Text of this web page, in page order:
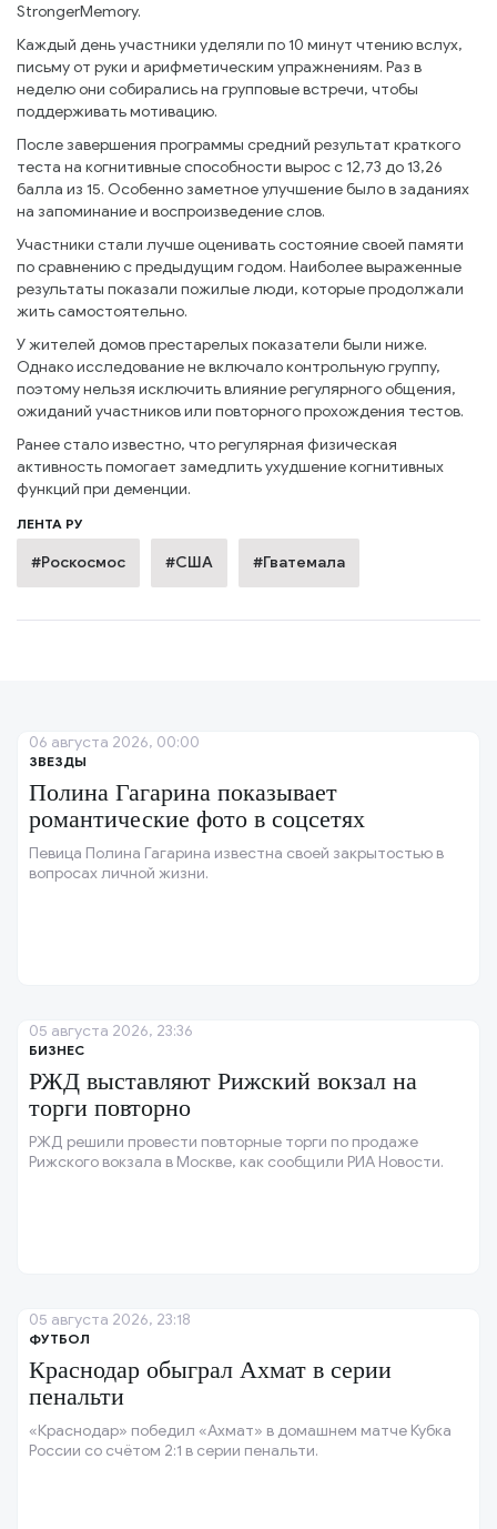
StrongerMemory.
Каждый день участники уделяли по 10 минут чтению вслух,
письму от руки и арифметическим упражнениям. Раз в
неделю они собирались на групповые встречи, чтобы
поддерживать мотивацию.
После завершения программы средний результат краткого
теста на когнитивные способности вырос с 12,73 до 13,26
балла из 15. Особенно заметное улучшение было в заданиях
на запоминание и воспроизведение слов.
Участники стали лучше оценивать состояние своей памяти
по сравнению с предыдущим годом. Наиболее выраженные
результаты показали пожилые люди, которые продолжали
жить самостоятельно.
У жителей домов престарелых показатели были ниже.
Однако исследование не включало контрольную группу,
поэтому нельзя исключить влияние регулярного общения,
ожиданий участников или повторного прохождения тестов.
Ранее стало известно, что регулярная физическая
активность помогает замедлить ухудшение когнитивных
функций при деменции.
ЛЕНТА РУ
#Роскосмос #США #Гватемала
ЗВЕЗДЫ
Полина Гагарина показывает
романтические фото в соцсетях
Певица Полина Гагарина известна своей закрытостью в
вопросах личной жизни.
06 августа 2026, 00:00
БИЗНЕС
РЖД выставляют Рижский вокзал на
торги повторно
РЖД решили провести повторные торги по продаже
Рижского вокзала в Москве, как сообщили РИА Новости.
05 августа 2026, 23:36
ФУТБОЛ
Краснодар обыграл Ахмат в серии
пенальти
«Краснодар» победил «Ахмат» в домашнем матче Кубка
России со счётом 2:1 в серии пенальти.
05 августа 2026, 23:18